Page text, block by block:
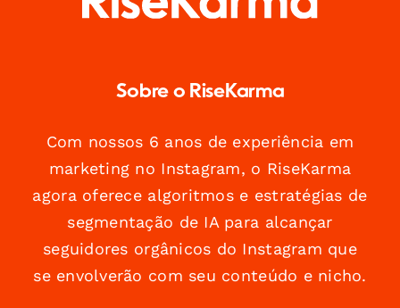
Sobre o RiseKarma
Com nossos 6 anos de experiência em
marketing no Instagram, o RiseKarma
agora oferece algoritmos e estratégias de
segmentação de IA para alcançar
seguidores orgânicos do Instagram que
se envolverão com seu conteúdo e nicho.